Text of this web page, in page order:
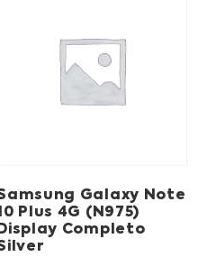
Galaxy Note
Plus 4G (N975)
Display Completo